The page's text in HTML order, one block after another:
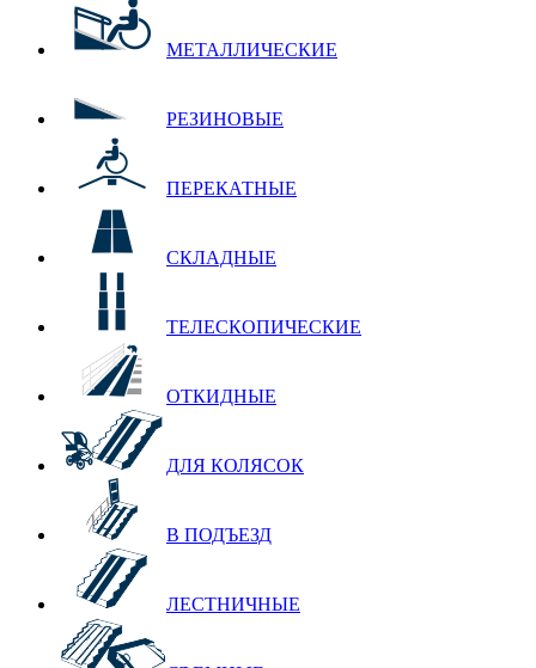
МЕТАЛЛИЧЕСКИЕ
РЕЗИНОВЫЕ
ПЕРЕКАТНЫЕ
СКЛАДНЫЕ
ТЕЛЕСКОПИЧЕСКИЕ
ОТКИДНЫЕ
ДЛЯ КОЛЯСОК
В ПОДЪЕЗД
ЛЕСТНИЧНЫЕ